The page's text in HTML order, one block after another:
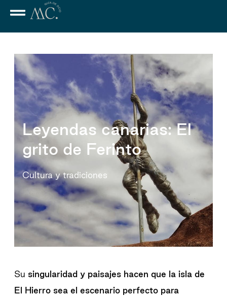
Leyendas canarias: El
grito de Ferinto
Cultura y tradiciones
Su singularidad y paisajes hacen que la isla de
El Hierro sea el escenario perfecto para